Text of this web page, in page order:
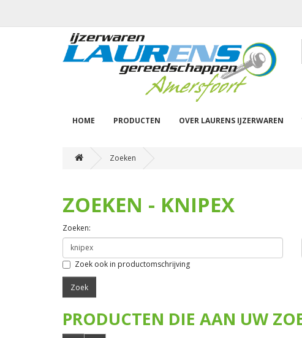
HOME PRODUCTEN OVER LAURENS IJZERWAREN
Zoeken
ZOEKEN - KNIPEX
Zoeken:
Zoek ook in productomschrijving
PRODUCTEN DIE AAN UW